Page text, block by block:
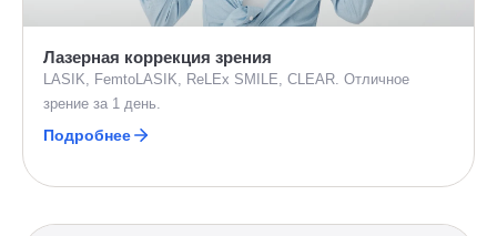
Лазерная коррекция зрения
LASIK, FemtoLASIK, ReLEx SMILE, CLEAR. Отличное
зрение за 1 день.
Подробнее